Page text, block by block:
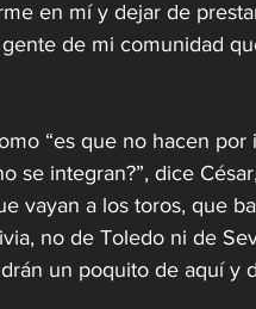
en mí y dejar de
de mi comunidad
“es que no hacen por
se integran?”, dice
vayan a los toros, que
no de Toledo ni de
un poquito de aquí y